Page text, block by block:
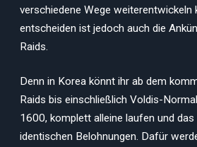
verschiedene Wege weiterentwickeln
entscheiden ist jedoch auch die
Raids.
Denn in Korea könnt ihr ab dem
Raids bis einschließlich Voldis-
1600, komplett alleine laufen und
identischen Belohnungen. Dafür